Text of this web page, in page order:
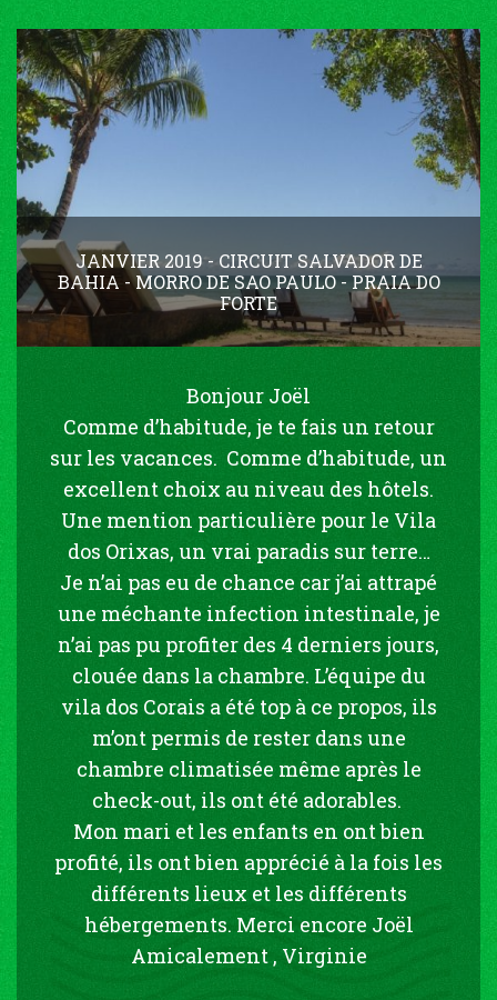
JANVIER 2019 - CIRCUIT SALVADOR DE
BAHIA - MORRO DE SAO PAULO - PRAIA DO
FORTE
Bonjour Joël
Comme d’habitude, je te fais un retour
sur les vacances. Comme d’habitude, un
excellent choix au niveau des hôtels.
Une mention particulière pour le Vila
dos Orixas, un vrai paradis sur terre…
Je n’ai pas eu de chance car j’ai attrapé
une méchante infection intestinale, je
n’ai pas pu profiter des 4 derniers jours,
clouée dans la chambre. L’équipe du
vila dos Corais a été top à ce propos, ils
m’ont permis de rester dans une
chambre climatisée même après le
check-out, ils ont été adorables.
Mon mari et les enfants en ont bien
profité, ils ont bien apprécié à la fois les
différents lieux et les différents
hébergements. Merci encore Joël
Amicalement , Virginie